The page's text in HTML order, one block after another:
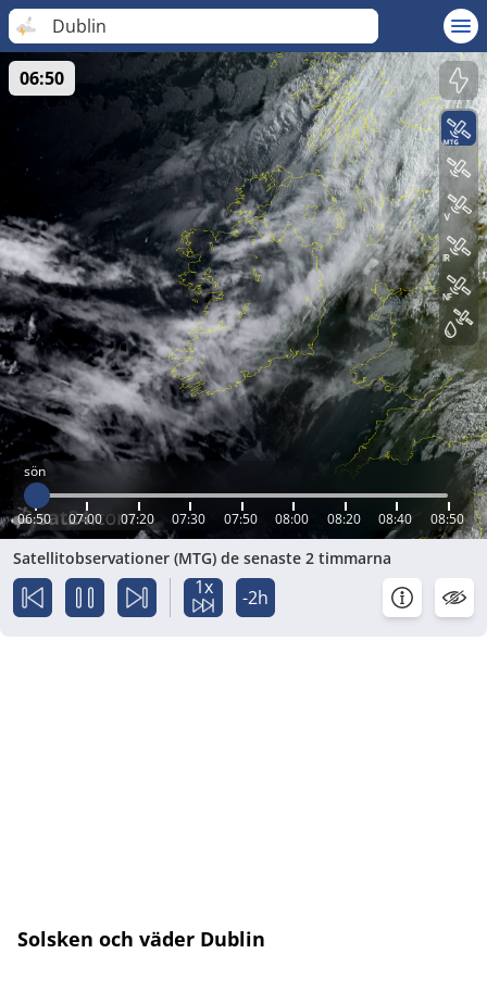
Dublin
sön
06:50 07:00 07:20 07:30 07:50 08:00 08:20 08:40 08:50
06:50
Satellitobservationer (MTG) de senaste 2 timmarna
1x -2h
Solsken och väder Dublin